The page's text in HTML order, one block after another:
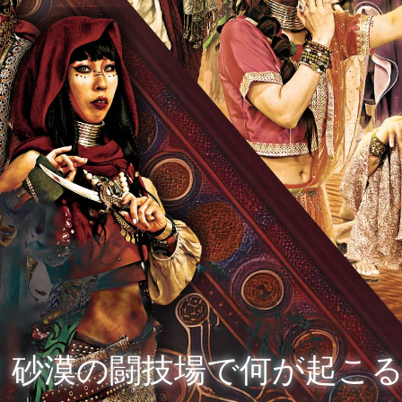
砂漠の闘技場で何が起こ